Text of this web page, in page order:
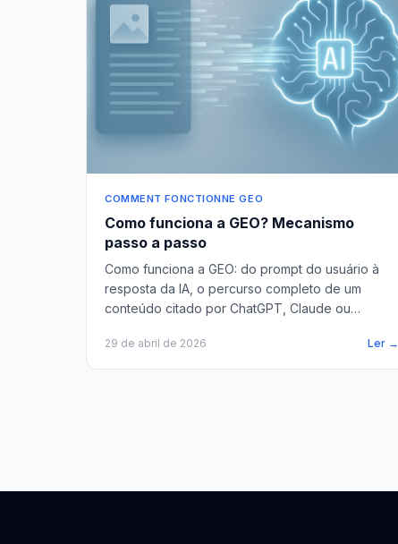
COMMENT FONCTIONNE GEO
Como funciona a GEO? Mecanismo
passo a passo
Como funciona a GEO: do prompt do usuário à
resposta da IA, o percurso completo de um
conteúdo citado por ChatGPT, Claude ou
29 de abril de 2026 Ler →